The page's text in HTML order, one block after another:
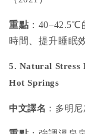
重點 ：
時間、提升睡眠
5. Natural Stress
Hot Springs
中文譯名 ：多明